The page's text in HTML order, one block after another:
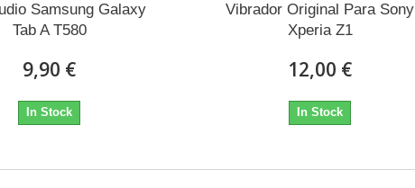
Samsung Galaxy
Tab A T580
9,90 €
In Stock
Vibrador Original Para Sony
Xperia Z1
12,00 €
In Stock